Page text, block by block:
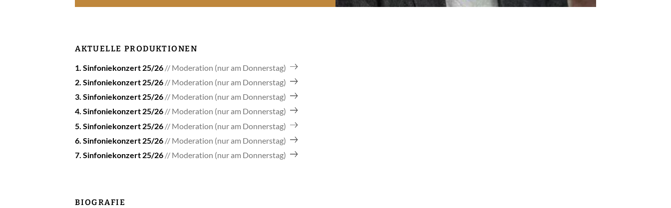
AKTUELLE PRODUKTIONEN
1. Sinfoniekonzert 25/26
Moderation (nur am Donnerstag)
2. Sinfoniekonzert 25/26
Moderation (nur am Donnerstag)
3. Sinfoniekonzert 25/26
Moderation (nur am Donnerstag)
4. Sinfoniekonzert 25/26
Moderation (nur am Donnerstag)
5. Sinfoniekonzert 25/26
Moderation (nur am Donnerstag)
6. Sinfoniekonzert 25/26
Moderation (nur am Donnerstag)
7. Sinfoniekonzert 25/26
Moderation (nur am Donnerstag)
BIOGRAFIE